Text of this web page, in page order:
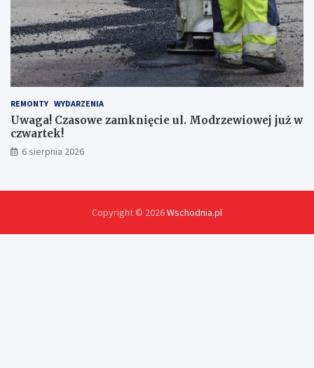
z
y
c
h
!
REMONTY WYDARZENIA
Uwaga! Czasowe zamknięcie ul. Modrzewiowej już w
czwartek!
6 sierpnia 2026
Copyright © 2026Wschodnia.pl